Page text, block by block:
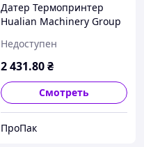
Датер Термопринтер
Hualian Machinery Group
Недоступен
2 431.80₴
Смотреть
ПроПак